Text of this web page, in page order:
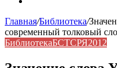
Главная/Библиотека/
современный толковый
БиблиотекаБСТСРЯ2012